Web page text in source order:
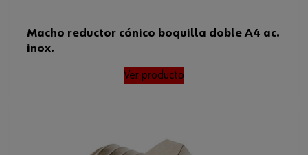
Macho reductor cónico boquilla doble A4 ac.
inox.
Ver producto